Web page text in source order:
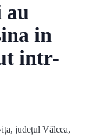
au
in
intr-
județul Vâlcea,